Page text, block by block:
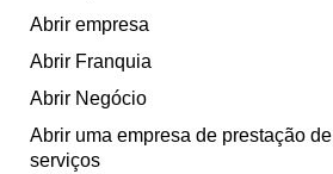
Abrir empresa
Abrir Franquia
Abrir Negócio
Abrir uma empresa de prestação de
serviços